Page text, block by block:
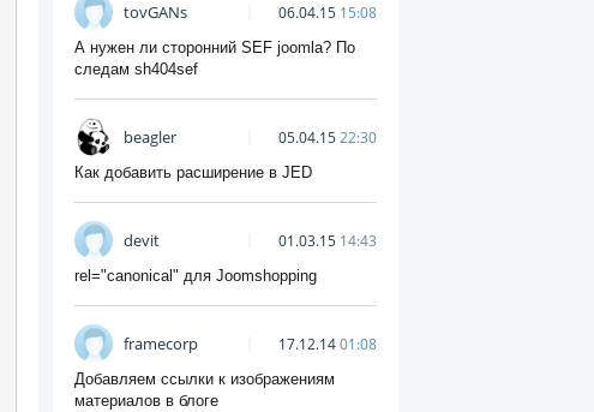
tovGANs 06.04.15 15:08
А нужен ли сторонний SEF joomla? По
следам sh404sef
beagler 05.04.1522:30
Как добавить расширение в JED
devit 01.03.15 14:43
rel="canonical" для Joomshopping
framecorp 17.12.1401:08
Добавляем ссылки к изображениям
материалов в блоге